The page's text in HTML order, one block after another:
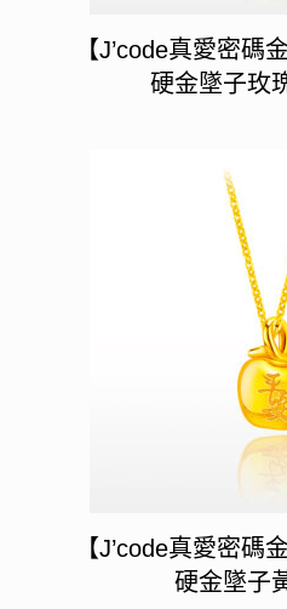
【J’code真愛密碼
硬金墜子玫
【J’code真愛密碼
硬金墜子